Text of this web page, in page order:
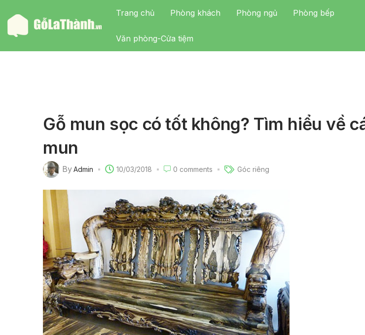
Trang chủ Phòng khách Phòng ngủ Phòng bếp
Văn phòng-Cửa tiệm
Gỗ mun sọc có tốt không? Tìm hiểu về
mun
ByAdmin 10/03/2018 0 comments Góc riêng